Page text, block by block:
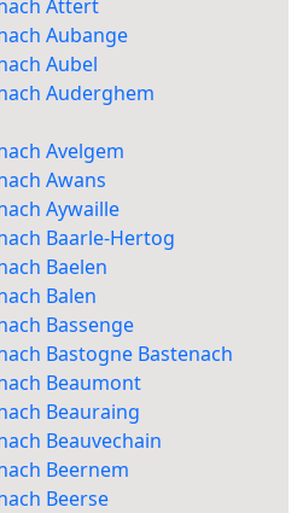
Attert
Aubange
Aubel
Auderghem
Avelgem
Awans
Aywaille
Baarle-Hertog
Baelen
Balen
Bassenge
Bastogne Bastenach
Beaumont
Beauraing
Beauvechain
Beernem
Beerse